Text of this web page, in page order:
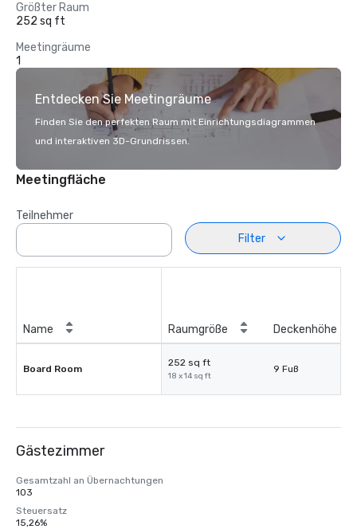
Größter Raum
252 sq ft
Meetingräume
1
Entdecken Sie Meetingräume
Finden Sie den perfekten Raum mit Einrichtungsdiagrammen
und interaktiven 3D-Grundrissen.
Meetingfläche
Teilnehmer
Filter
Name Raumgröße Deckenhöhe
Board Room
252 sq ft
18 x 14 sq ft
9 Fuß
Gästezimmer
Gesamtzahl an Übernachtungen
103
Steuersatz
15,26%